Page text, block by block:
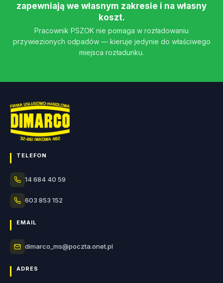
zapewniają we własnym zakresie i na własny
koszt.
Pracownik PSZOK nie pomaga w rozładowaniu
przywiezionych odpadów — kieruje jedynie do właściwego
miejsca rozładunku.
TELEFON
14 684 40 59
603 853 152
EMAIL
dimarco_ms@poczta.onet.pl
ADRES